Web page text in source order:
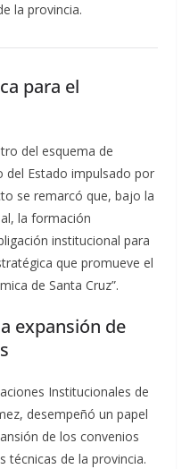
la provincia.
para el
del esquema de
Estado impulsado por
se remarcó que, bajo la
la formación
institucional para
que promueve el
de Santa Cruz”.
expansión de
Institucionales de
desempeñó un papel
de los convenios
técnicas de la provincia.